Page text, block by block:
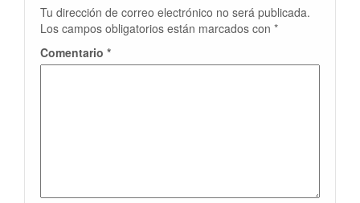
Tu dirección de correo electrónico no será publicada.
Los campos obligatorios están marcados con *
Comentario *